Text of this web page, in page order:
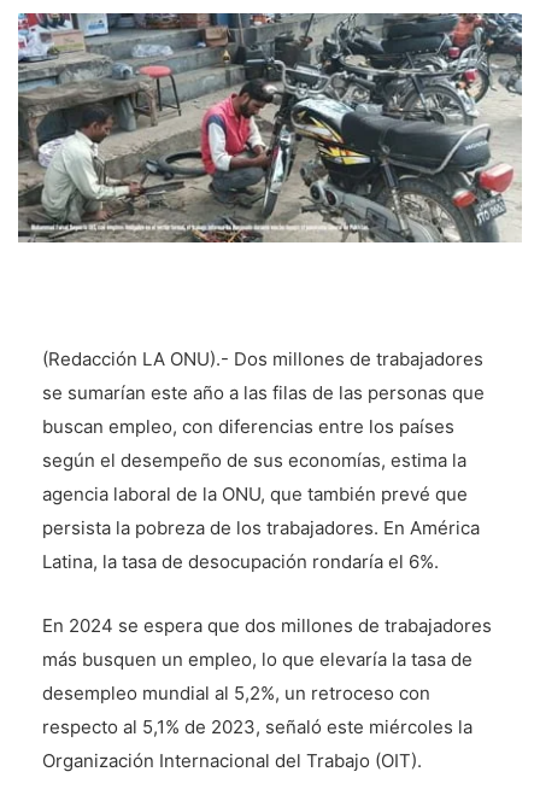
(Redacción LA ONU).- Dos millones de trabajadores
se sumarían este año a las filas de las personas que
buscan empleo, con diferencias entre los países
según el desempeño de sus economías, estima la
agencia laboral de la ONU, que también prevé que
persista la pobreza de los trabajadores. En América
Latina, la tasa de desocupación rondaría el 6%.
En 2024 se espera que dos millones de trabajadores
más busquen un empleo, lo que elevaría la tasa de
desempleo mundial al 5,2%, un retroceso con
respecto al 5,1% de 2023, señaló este miércoles la
Organización Internacional del Trabajo (OIT).